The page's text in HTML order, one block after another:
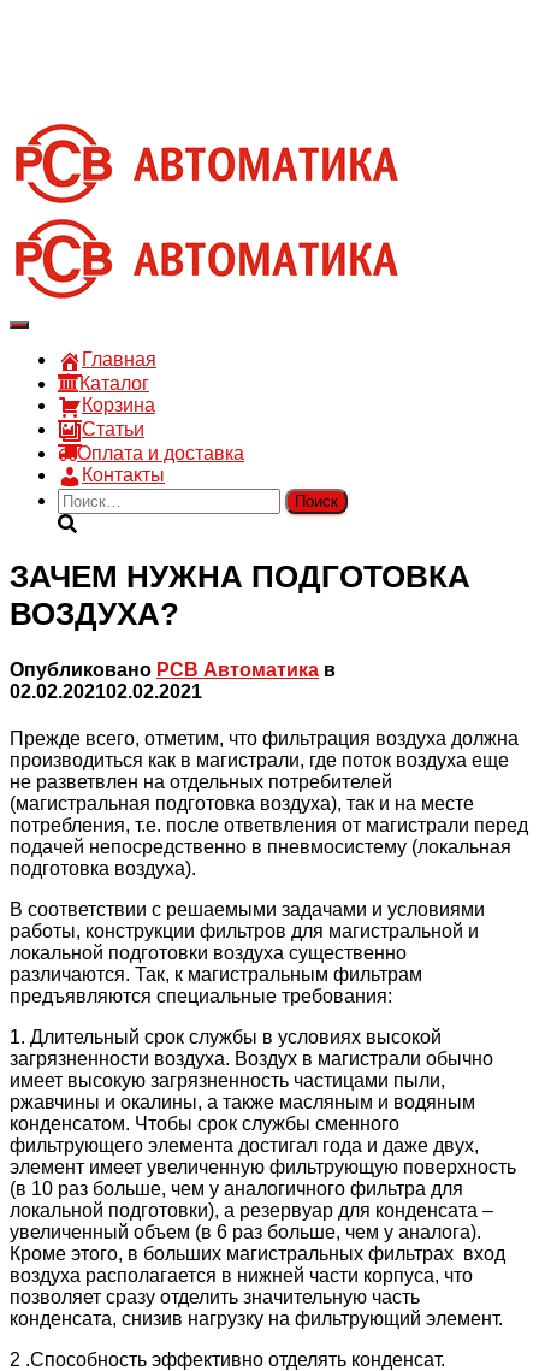
Переключить
навигациюГлавная
Каталог
Корзина
Статьи
Оплата и доставка
Контакты
Найти:
ЗАЧЕМ НУЖНА ПОДГОТОВКА
ВОЗДУХА?
Опубликовано РСВ Автоматика в
02.02.202102.02.2021
Прежде всего, отметим, что фильтрация воздуха должна
производиться как в магистрали, где поток воздуха еще
не разветвлен на отдельных потребителей
(магистральная подготовка воздуха), так и на месте
потребления, т.е. после ответвления от магистрали перед
подачей непосредственно в пневмосистему (локальная
подготовка воздуха).
В соответствии с решаемыми задачами и условиями
работы, конструкции фильтров для магистральной и
локальной подготовки воздуха существенно
различаются. Так, к магистральным фильтрам
предъявляются специальные требования:
1. Длительный срок службы в условиях высокой
загрязненности воздуха. Воздух в магистрали обычно
имеет высокую загрязненность частицами пыли,
ржавчины и окалины, а также масляным и водяным
конденсатом. Чтобы срок службы сменного
фильтрующего элемента достигал года и даже двух,
элемент имеет увеличенную фильтрующую поверхность
(в 10 раз больше, чем у аналогичного фильтра для
локальной подготовки), а резервуар для конденсата –
увеличенный объем (в 6 раз больше, чем у аналога).
Кроме этого, в больших магистральных фильтрах вход
воздуха располагается в нижней части корпуса, что
позволяет сразу отделить значительную часть
конденсата, снизив нагрузку на фильтрующий элемент.
2 .Способность эффективно отделять конденсат.